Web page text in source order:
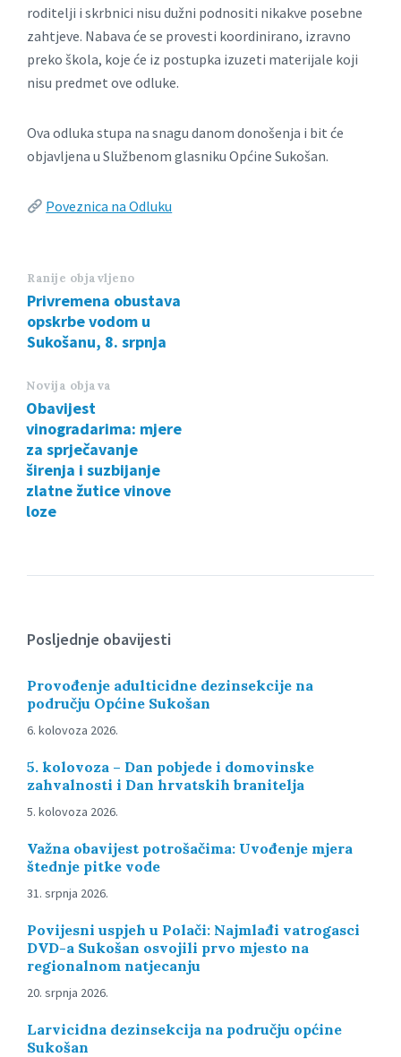
roditelji i skrbnici nisu dužni podnositi nikakve posebne
zahtjeve. Nabava će se provesti koordinirano, izravno
preko škola, koje će iz postupka izuzeti materijale koji
nisu predmet ove odluke.
Ova odluka stupa na snagu danom donošenja i bit će
objavljena u Službenom glasniku Općine Sukošan.
Poveznica na Odluku
Ranije objavljeno
Privremena obustava
opskrbe vodom u
Sukošanu, 8. srpnja
Novija objava
Obavijest
vinogradarima: mjere
za sprječavanje
širenja i suzbijanje
zlatne žutice vinove
loze
Posljednje obavijesti
Provođenje adulticidne dezinsekcije na
području Općine Sukošan
6. kolovoza 2026.
5. kolovoza – Dan pobjede i domovinske
zahvalnosti i Dan hrvatskih branitelja
5. kolovoza 2026.
Važna obavijest potrošačima: Uvođenje mjera
štednje pitke vode
31. srpnja 2026.
Povijesni uspjeh u Polači: Najmlađi vatrogasci
DVD-a Sukošan osvojili prvo mjesto na
regionalnom natjecanju
20. srpnja 2026.
Larvicidna dezinsekcija na području općine
Sukošan